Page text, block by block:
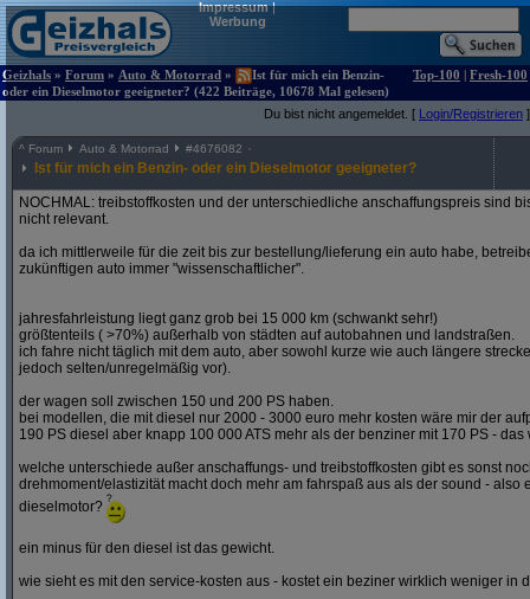
Impressum|
Werbung
Geizhals » Forum » Auto & Motorrad »
Ist für mich ein Benzin-
oder ein Dieselmotor geeigneter? (422 Beiträge, 10678 Mal gelesen)
Top-100 | Fresh-100
Du bist nicht angemeldet. [ Login/Registrieren ]
^ Forum Auto & Motorrad #4676082
Ist für mich ein Benzin- oder ein Dieselmotor geeigneter?
NOCHMAL: treibstoffkosten und der unterschiedliche anschaffungspreis sind
nicht relevant.
da ich mittlerweile für die zeit bis zur bestellung/lieferung ein auto habe,
zukünftigen auto immer "wissenschaftlicher".
jahresfahrleistung liegt ganz grob bei 15 000 km (schwankt sehr!)
größtenteils ( >70%) außerhalb von städten auf autobahnen und landstraßen.
ich fahre nicht täglich mit dem auto, aber sowohl kurze wie auch längere
jedoch selten/unregelmäßig vor).
der wagen soll zwischen 150 und 200 PS haben.
bei modellen, die mit diesel nur 2000 - 3000 euro mehr kosten wäre mir der
190 PS diesel aber knapp 100 000 ATS mehr als der benziner mit 170 PS - das
welche unterschiede außer anschaffungs- und treibstoffkosten gibt es sonst
drehmoment/elastizität macht doch mehr am fahrspaß aus als der sound - also
dieselmotor?
ein minus für den diesel ist das gewicht.
wie sieht es mit den service-kosten aus - kostet ein beziner wirklich weniger in